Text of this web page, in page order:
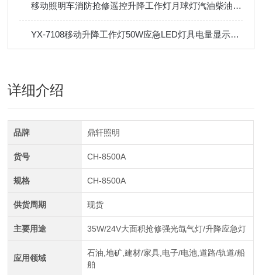
移动照明车消防抢修遥控升降工作灯月球灯汽油柴油发电机应急灯塔
YX-7108移动升降工作灯50W应急LED灯具电量显示轻便移动灯
详细介绍
品牌 鼎轩照明
货号 CH-8500A
规格 CH-8500A
供货周期 现货
主要用途 35W/24V大面积抢修强光氙气灯/升降应急灯
应用领域
石油,地矿,建材/家具,电子/电池,道路/轨道/船
舶